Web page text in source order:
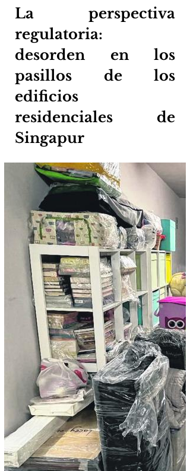
La perspectiva
regulatoria:
desorden en los
pasillos de los
edificios
residenciales de
Singapur